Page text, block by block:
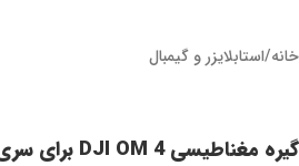
خانه/استابلایزر و گیمبال
گیره مغناطیسی DJI OM 4 برای سری DJI OSMO MOBILE